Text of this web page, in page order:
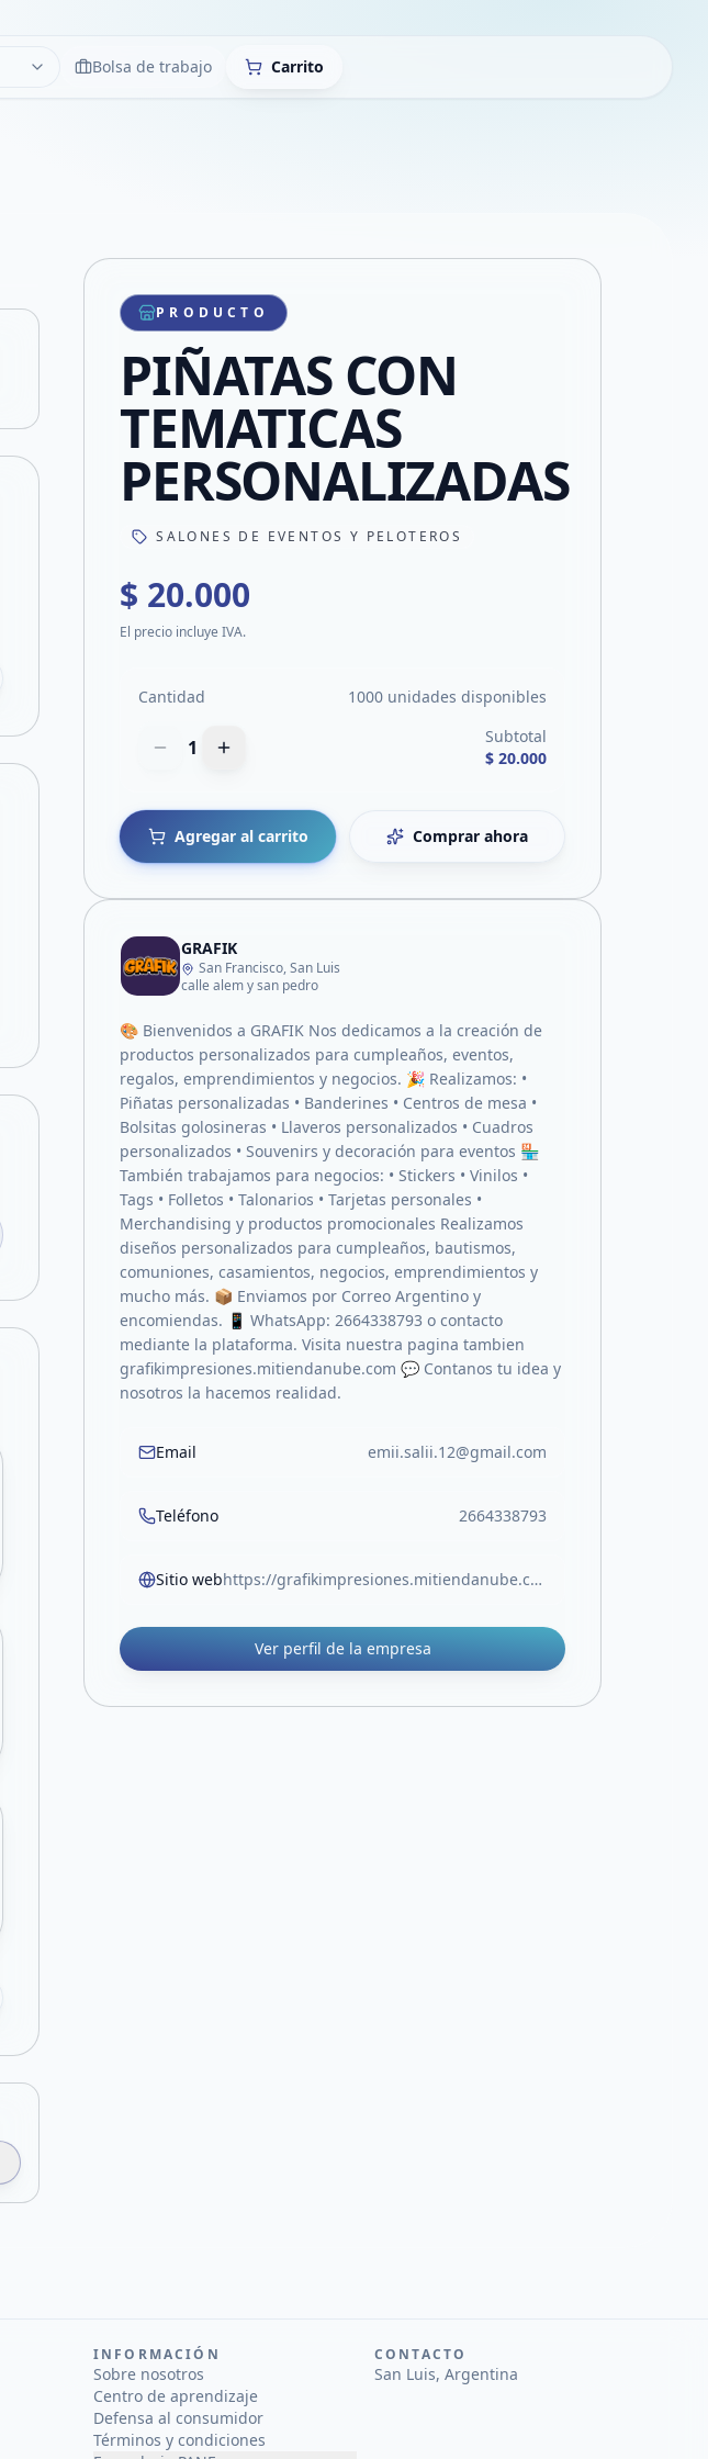
LimpiarBolsa de trabajo Carrito
Compartir producto
Compartir por WhatsApp
Compartir por mail
Compartir en Facebook
Compartir en X
PRODUCTO
PIÑATAS CON
TEMATICAS
PERSONALIZADAS
SALONES DE EVENTOS Y PELOTEROS
$ 20.000
El precio incluye IVA.
Cantidad 1000 unidades disponibles
1
Subtotal
$ 20.000
Agregar al carrito Comprar ahora
GRAFIK
San Francisco, San Luis
calle alem y san pedro
🎨 Bienvenidos a GRAFIK Nos dedicamos a la creación de
productos personalizados para cumpleaños, eventos,
regalos, emprendimientos y negocios. 🎉 Realizamos: •
Piñatas personalizadas • Banderines • Centros de mesa •
Bolsitas golosineras • Llaveros personalizados • Cuadros
personalizados • Souvenirs y decoración para eventos 🏪
También trabajamos para negocios: • Stickers • Vinilos •
Tags • Folletos • Talonarios • Tarjetas personales •
Merchandising y productos promocionales Realizamos
diseños personalizados para cumpleaños, bautismos,
comuniones, casamientos, negocios, emprendimientos y
mucho más. 📦 Enviamos por Correo Argentino y
encomiendas. 📱 WhatsApp: 2664338793 o contacto
mediante la plataforma. Visita nuestra pagina tambien
grafikimpresiones.mitiendanube.com 💬 Contanos tu idea y
nosotros la hacemos realidad.
Email emii.salii.12@gmail.com
Teléfono 2664338793
Sitio web https://grafikimpresiones.mitiendanube.com/
Ver perfil de la empresa
INFORMACIÓN
Sobre nosotros
Centro de aprendizaje
Defensa al consumidor
Términos y condiciones
CONTACTO
San Luis, Argentina